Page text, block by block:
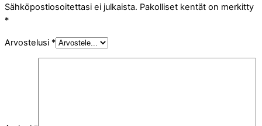
Sähköpostiosoitettasi ei julkaista. Pakolliset kentät on merkitty
*
Arvostelusi *